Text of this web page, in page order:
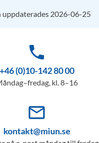
uppdaterades 2026-06-25
phone
+46 (0)10-142 80 00
kl. 8–16
mail_outline
kontakt@miun.se